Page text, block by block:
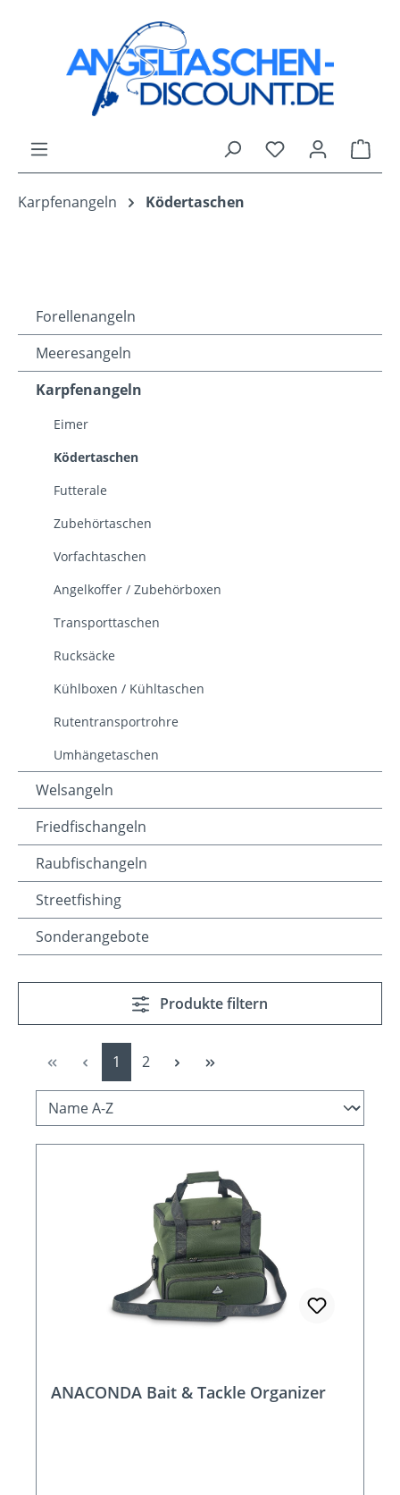
Zum Hauptinhalt springen
Du hast 0
Karpfenangeln Ködertaschen
Forellenangeln
Meeresangeln
Karpfenangeln
Eimer
Ködertaschen
Futterale
Zubehörtaschen
Vorfachtaschen
Angelkoffer / Zubehörboxen
Transporttaschen
Rucksäcke
Kühlboxen / Kühltaschen
Rutentransportrohre
Umhängetaschen
Welsangeln
Friedfischangeln
Raubfischangeln
Streetfishing
Sonderangebote
Produkte filtern
Seite
1 Seite
2
ANACONDA Bait & Tackle Organizer